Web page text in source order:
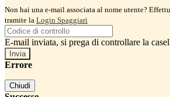
Non hai una e-mail associata al nome utente?
tramite la Login Spaggiari
E-mail inviata, si prega di controllare la
Errore
Chiudi